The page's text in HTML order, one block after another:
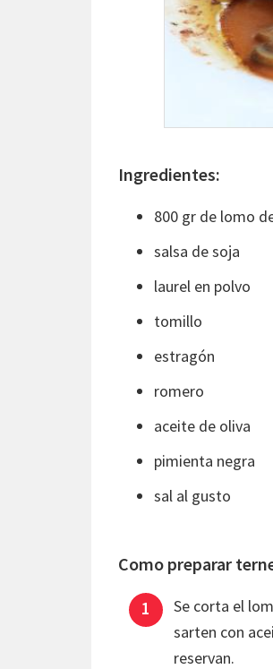
Ingredientes:
800 gr de lomo
salsa de soja
laurel en polvo
tomillo
estragón
romero
aceite de oliva
pimienta negra
sal al gusto
Como preparar
Se corta el
sarten con
reservan.